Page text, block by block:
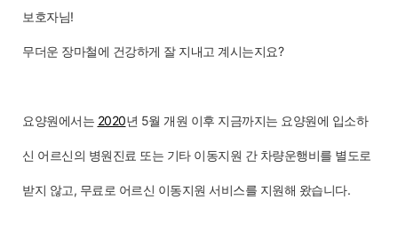
보호자님!
무더운 장마철에 건강하게 잘 지내고 계시는지요?
요양원에서는 2020년 5월 개원 이후 지금까지는 요양원에 입소하
신 어르신의 병원진료 또는 기타 이동지원 간 차량운행비를 별도로
받지 않고, 무료로 어르신 이동지원 서비스를 지원해 왔습니다.